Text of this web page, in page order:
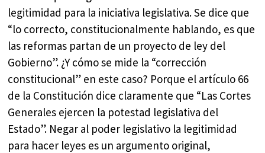
legitimidad para la iniciativa legislativa. Se dice que
“lo correcto, constitucionalmente hablando, es que
las reformas partan de un proyecto de ley del
Gobierno”. ¿Y cómo se mide la “corrección
constitucional” en este caso? Porque el artículo 66
de la Constitución dice claramente que “Las Cortes
Generales ejercen la potestad legislativa del
Estado”. Negar al poder legislativo la legitimidad
para hacer leyes es un argumento original,